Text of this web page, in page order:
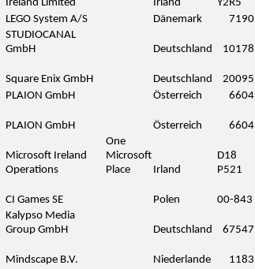
Ireland Limited
Irland
Y2R5
LEGO System A/S Dänemark 7190
STUDIOCANAL
GmbH
Deutschland 10178
Square Enix GmbH Deutschland 20095
PLAION GmbH Österreich 6604
PLAION GmbH Österreich 6604
Microsoft Ireland
Operations
One
Microsoft
Place
Irland
D18
P521
CI Games SE Polen 00-843
Kalypso Media
Group GmbH
Deutschland 67547
Mindscape B.V. Niederlande 1183